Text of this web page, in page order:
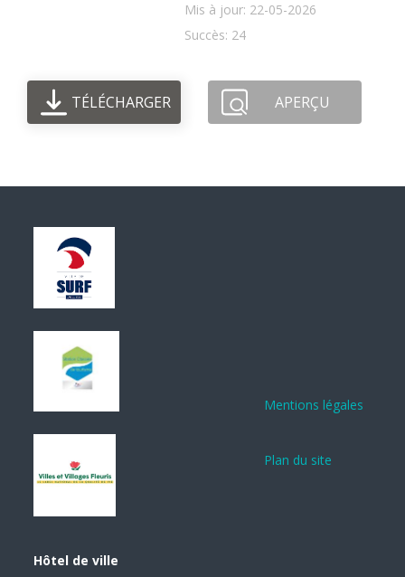
Mis à jour: 22-05-2026
Succès: 24
TÉLÉCHARGER APERÇU
Hôtel de ville
Mentions légales
Plan du site